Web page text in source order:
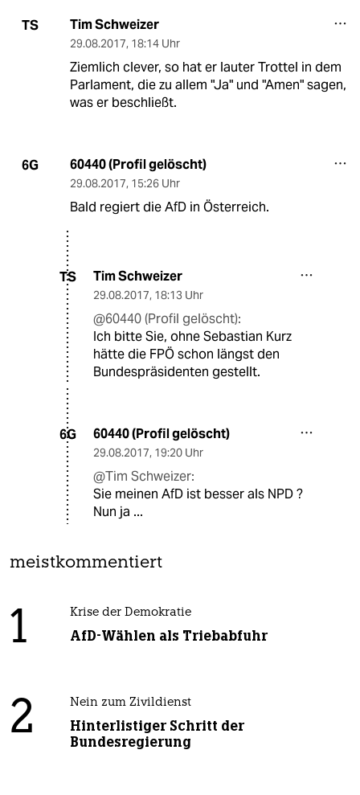
TS Tim Schweizer
29.08.2017, 18:14 Uhr
Ziemlich clever, so hat er lauter Trottel in dem
Parlament, die zu allem "Ja" und "Amen" sagen,
was er beschließt.
6G 60440 (Profil gelöscht)
29.08.2017, 15:26 Uhr
Bald regiert die AfD in Österreich.
TS Tim Schweizer
29.08.2017, 18:13 Uhr
@60440 (Profil gelöscht):
Ich bitte Sie, ohne Sebastian Kurz
hätte die FPÖ schon längst den
Bundespräsidenten gestellt.
6G 60440 (Profil gelöscht)
29.08.2017, 19:20 Uhr
@Tim Schweizer:
Sie meinen AfD ist besser als NPD ?
Nun ja ...
meistkommentiert
1 Krise der Demokratie
AfD-Wählen als Triebabfuhr
2 Nein zum Zivildienst
Hinterlistiger Schritt der
Bundesregierung